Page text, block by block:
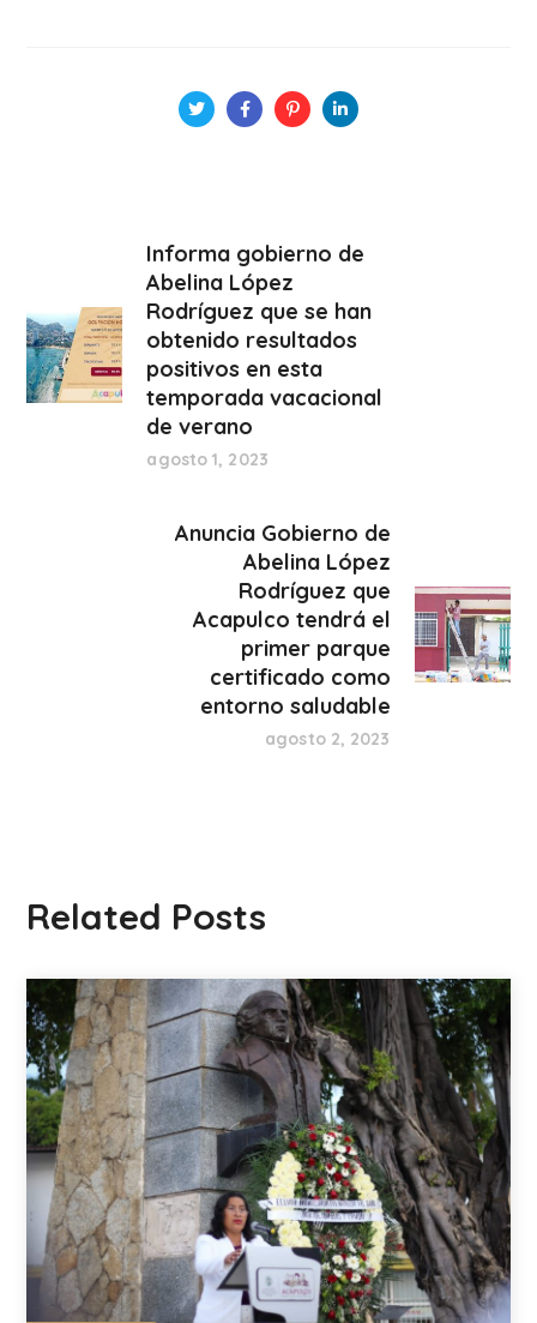
Informa gobierno de
Abelina López
Rodríguez que se han
obtenido resultados
positivos en esta
temporada vacacional
de verano
agosto 1, 2023
Anuncia Gobierno de
Abelina López
Rodríguez que
Acapulco tendrá el
primer parque
certificado como
entorno saludable
agosto 2, 2023
Related Posts